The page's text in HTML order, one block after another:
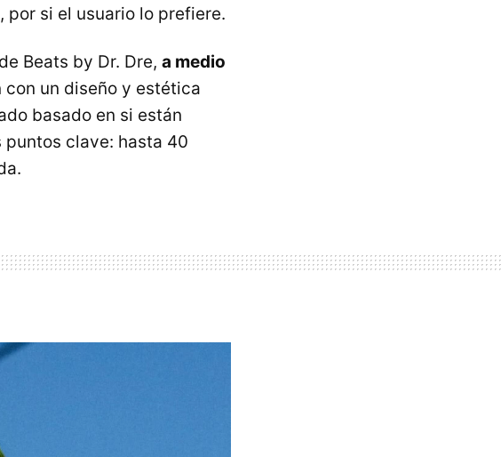
si el usuario lo prefiere.
Beats by Dr. Dre, a medio
con un diseño y estética
basado en si están
puntos clave: hasta 40